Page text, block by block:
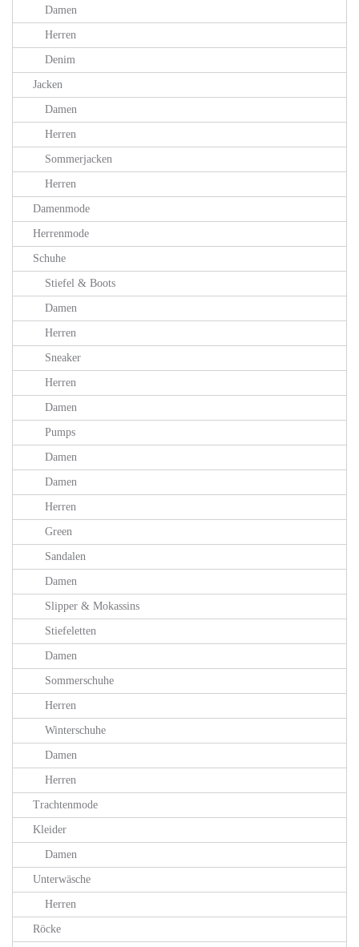
Damen
Herren
Denim
Jacken
Damen
Herren
Sommerjacken
Herren
Damenmode
Herrenmode
Schuhe
Stiefel & Boots
Damen
Herren
Sneaker
Herren
Damen
Pumps
Damen
Damen
Herren
Green
Sandalen
Damen
Slipper & Mokassins
Stiefeletten
Damen
Sommerschuhe
Herren
Winterschuhe
Damen
Herren
Trachtenmode
Kleider
Damen
Unterwäsche
Herren
Röcke